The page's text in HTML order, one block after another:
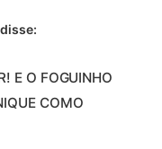
disse:
E O FOGUINHO
COMO